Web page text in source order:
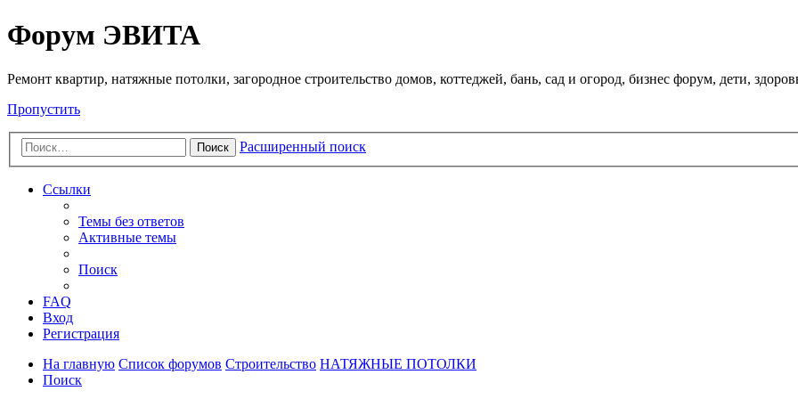
Регистрация
Форум ЭВИТА
Ремонт квартир, натяжные потолки, загородное строительство домов, коттеджей, бань, сад и огород, бизнес форум, дети,
Пропустить
Поиск Расширенный поиск
Ссылки
Темы без ответов
Активные темы
Поиск
FAQ
Вход
Регистрация
На главную Список форумов Строительство НАТЯЖНЫЕ ПОТОЛКИ
Поиск